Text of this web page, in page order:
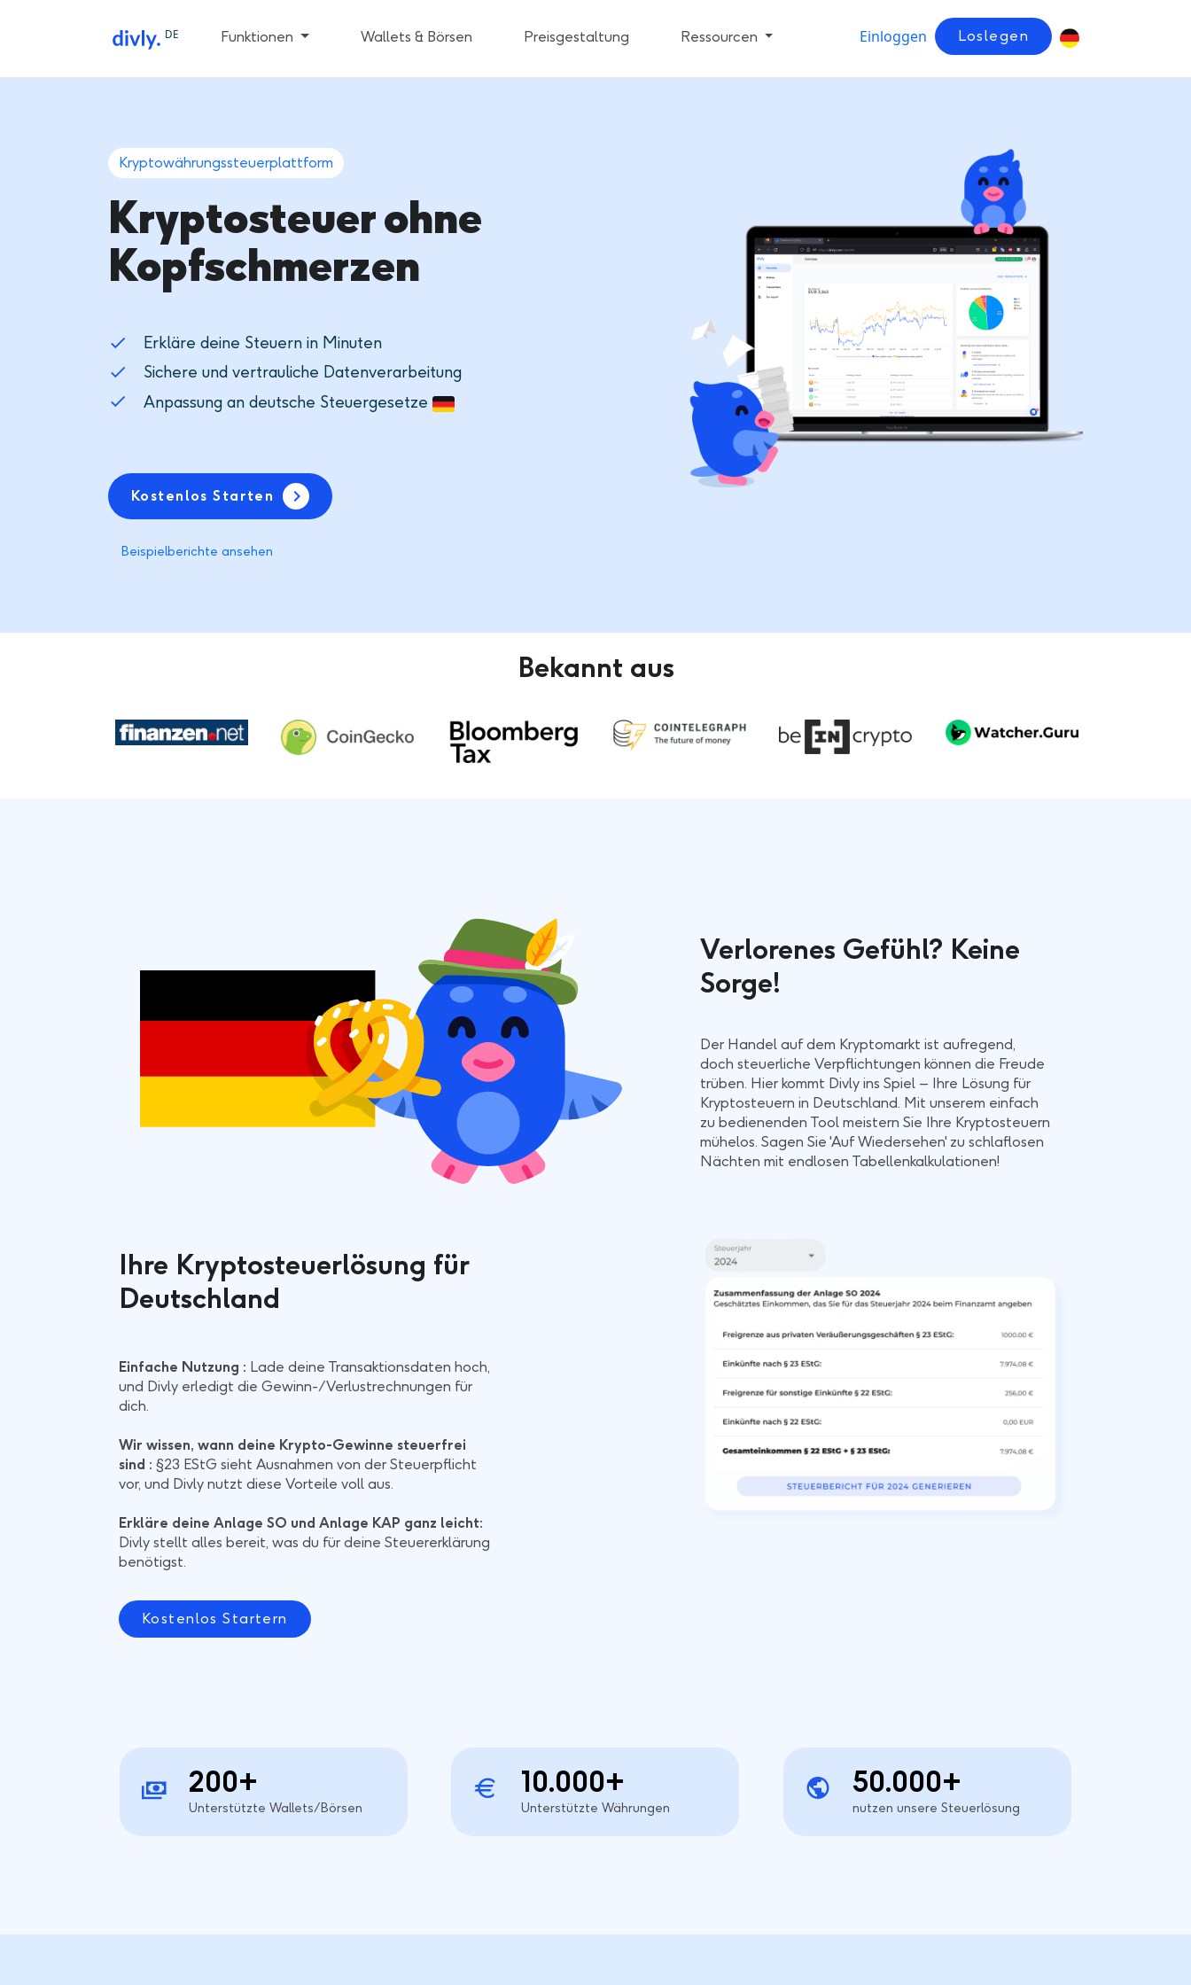
DE Funktionen Wallets & Börsen Preisgestaltung Ressourcen Einloggen Loslegen
Kryptowährungssteuerplattform
Kryptosteuerohne
Kopfschmerzen
Erkläre deine Steuern in Minuten
Sichere und vertrauliche Datenverarbeitung
Anpassung an deutsche Steuergesetze
Kostenlos Starten
Beispielberichte ansehen
Bekannt aus
Verlorenes Gefühl? Keine
Sorge!
Der Handel auf dem Kryptomarkt ist aufregend,
doch steuerliche Verpflichtungen können die Freude
trüben. Hier kommt Divly ins Spiel – Ihre Lösung für
Kryptosteuern in Deutschland. Mit unserem einfach
zu bedienenden Tool meistern Sie Ihre Kryptosteuern
mühelos. Sagen Sie 'Auf Wiedersehen' zu schlaflosen
Nächten mit endlosen Tabellenkalkulationen!
Ihre Kryptosteuerlösung für
Deutschland
Einfache Nutzung : Lade deine Transaktionsdaten hoch,
und Divly erledigt die Gewinn-/Verlustrechnungen für
dich.
Wir wissen, wann deine Krypto-Gewinne steuerfrei
sind : §23 EStG sieht Ausnahmen von der Steuerpflicht
vor, und Divly nutzt diese Vorteile voll aus.
Erkläre deine Anlage SO und Anlage KAP ganz leicht:
Divly stellt alles bereit, was du für deine Steuererklärung
benötigst.
Kostenlos Startern
200+
Unterstützte Wallets/Börsen
10.000+
Unterstützte Währungen
50.000+
nutzen unsere Steuerlösung